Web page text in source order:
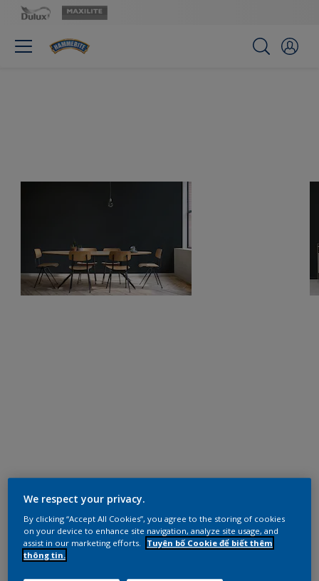
We respect your privacy.
By clicking “Accept All Cookies”, you agree to the storing of cookies
on your device to enhance site navigation, analyze site usage, and
assist in our marketing efforts.
Tuyên bố Cookie để biết thêm
thông tin.